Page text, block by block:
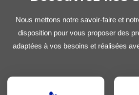
Nous mettons notre savoir-faire et
disposition pour vous proposer des
adaptées à vos besoins et réalisées